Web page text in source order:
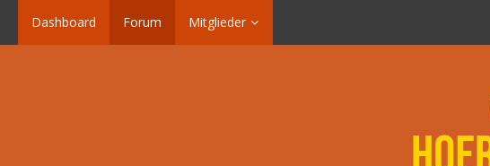
Dashboard Forum Mitglieder